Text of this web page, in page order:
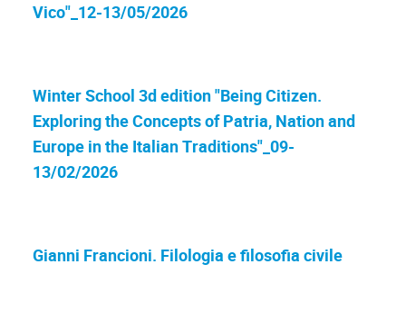
Vico"_12-13/05/2026
Winter School 3d edition "Being Citizen.
Exploring the Concepts of Patria, Nation and
Europe in the Italian Traditions"_09-
13/02/2026
Gianni Francioni. Filologia e filosofia civile